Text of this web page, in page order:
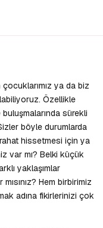
ya da biz
Özellikle
sürekli
böyle durumlarda
hissetmesi için ya
var mı? Belki küçük
yaklaşımlar
Hem birbirimiz
adına fikirlerinizi çok